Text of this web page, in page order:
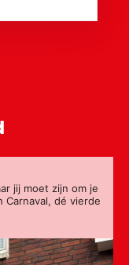
jij moet zijn om je
Carnaval, dé vierde